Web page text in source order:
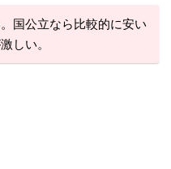
国公立なら比較的に安い
しい。